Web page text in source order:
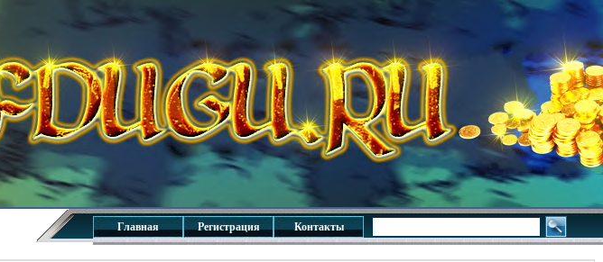
Главная Регистрация Контакты